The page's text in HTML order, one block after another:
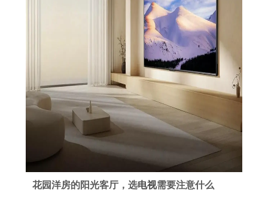
花园洋房的阳光客厅，选电视需要注意什么